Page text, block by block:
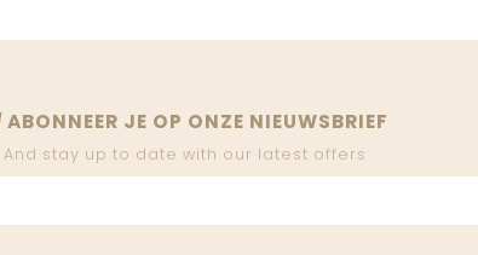
ABONNEER JE OP ONZE NIEUWSBRIEF
And stay up to date with our latest offers